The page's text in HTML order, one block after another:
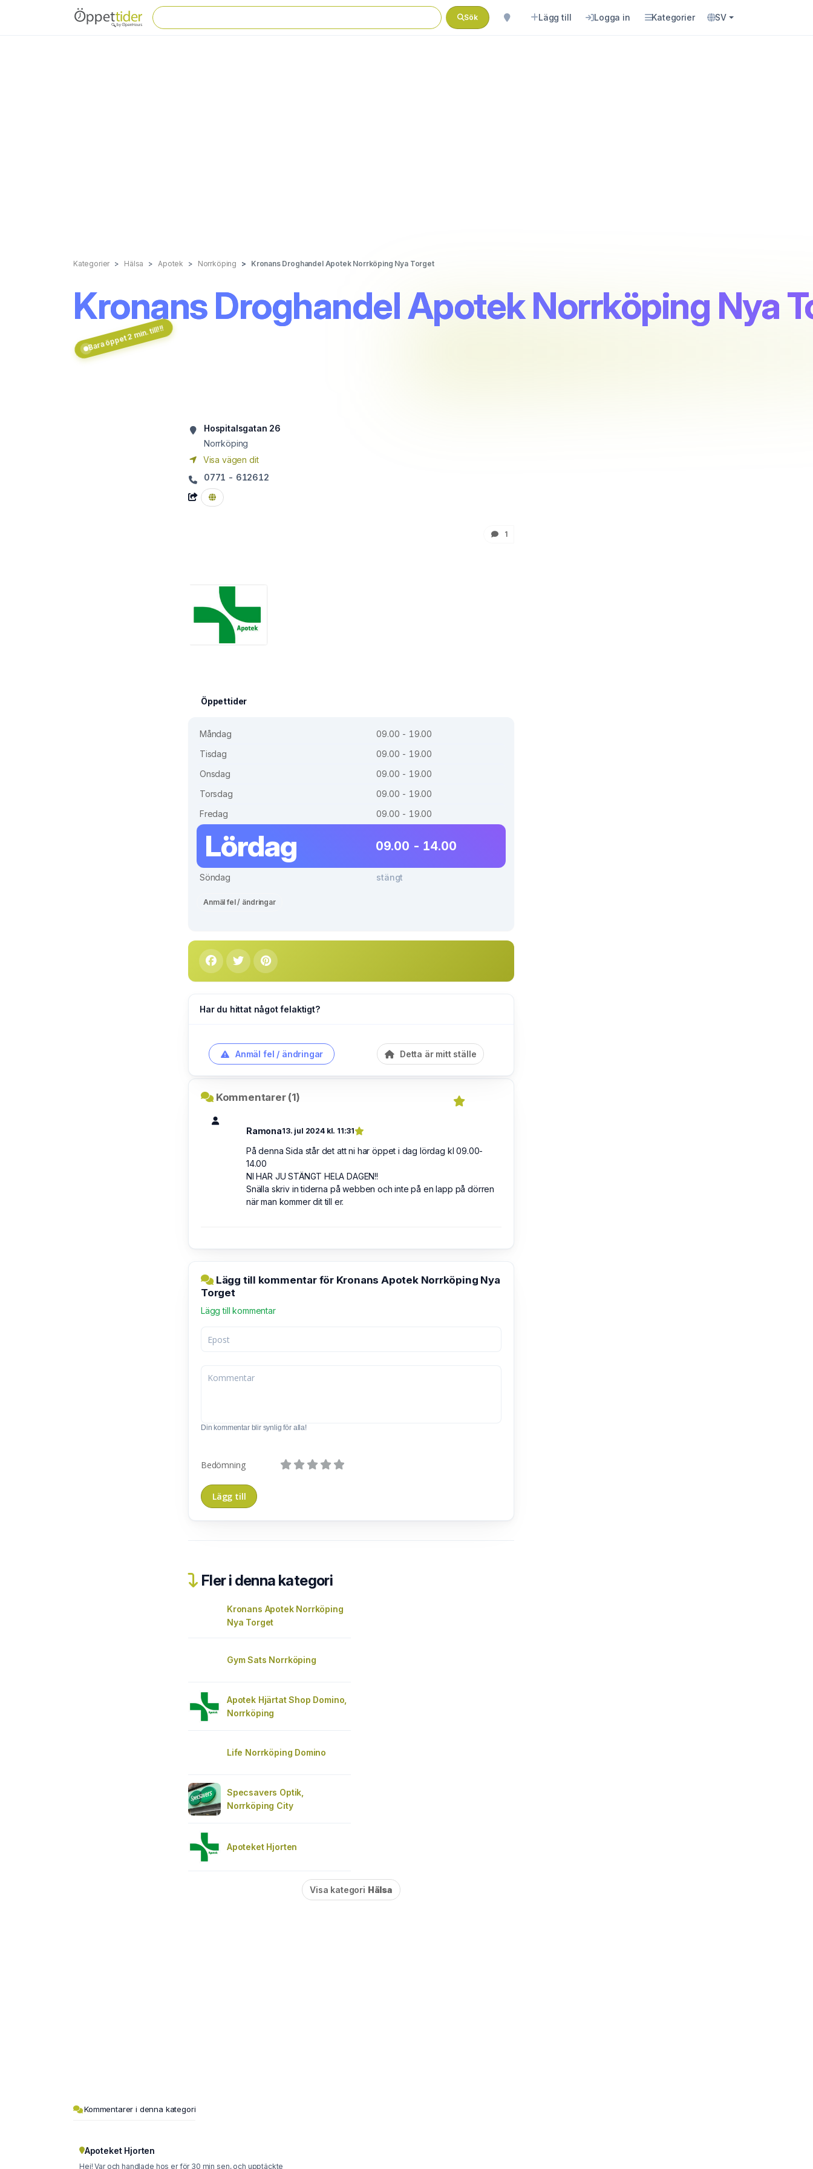
Sök Lägg till Logga in Kategorier SV
Kategorier Hälsa Apotek Norrköping Kronans Droghandel Apotek Norrköping Nya Torget
Kronans Droghandel Apotek Norrköping Nya
Bara öppet 2 min. till!!!
Hospitalsgatan 26
Norrköping
Visa vägen dit
0771 - 612612
1
Öppettider
Måndag
09.00 - 19.00
Tisdag
09.00 - 19.00
Onsdag
09.00 - 19.00
Torsdag
09.00 - 19.00
Fredag
09.00 - 19.00
Lördag 09.00 - 14.00
Söndag stängt
Anmäl fel / ändringar
Har du hittat något felaktigt?
Anmäl fel / ändringar Detta är mitt ställe
Kommentarer (1)
Ramona13. jul 2024 kl. 11:31
På denna Sida står det att ni har öppet i dag lördag kl 09.00-
14.00
NI HAR JU STÄNGT HELA DAGEN!!
Snälla skriv in tiderna på webben och inte på en lapp på dörren
när man kommer dit till er.
Lägg till kommentar för Kronans Apotek Norrköping Nya
Torget
Lägg till kommentar
Din kommentar blir synlig för alla!
Bedömning
Fler i denna kategori
Kronans Apotek Norrköping
Nya Torget
Gym Sats Norrköping
Apotek Hjärtat Shop Domino,
Norrköping
Life Norrköping Domino
Specsavers Optik,
Norrköping City
Apoteket Hjorten
Visa kategori Hälsa
Kommentarer i denna kategori
Apoteket Hjorten
Hej! Var och handlade hos er för 30 min sen, och upptäckte